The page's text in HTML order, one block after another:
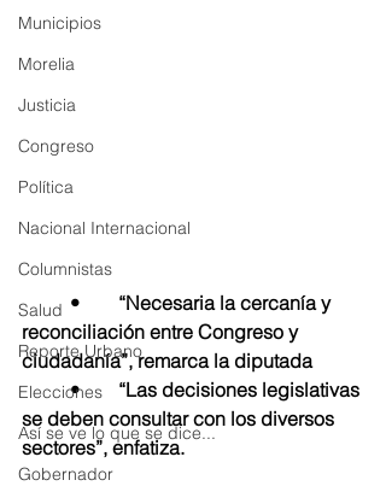
Municipios
Morelia
Justicia
Congreso
Política
Nacional Internacional
Columnistas
Salud
Reporte Urbano
Elecciones
Así se ve lo que se dice...
Gobernador
	•	“Necesaria la cercanía y
reconciliación entre Congreso y
ciudadanía”, remarca la diputada
	•	“Las decisiones legislativas
se deben consultar con los diversos
sectores”, enfatiza.